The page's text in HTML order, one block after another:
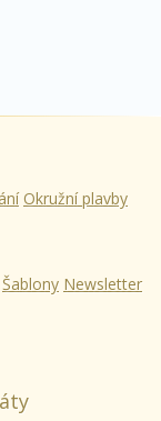
Okružní plavby
Šablony Newsletter